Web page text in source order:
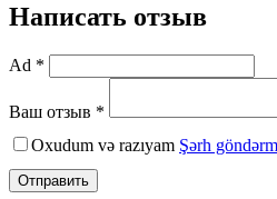
Написать отзыв
Ad *
Ваш отзыв *
Oxudum və razıyam Şərh
Отправить